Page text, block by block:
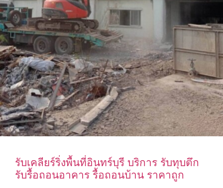
รับเคลียร์ริ่งพื้นที่อินทร์บุรี บริการ รับทุบตึก
รับรื้อถอนอาคาร รื้อถอนบ้าน ราคาถูก